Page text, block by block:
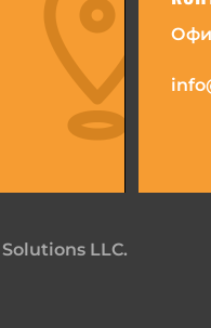
LLC.